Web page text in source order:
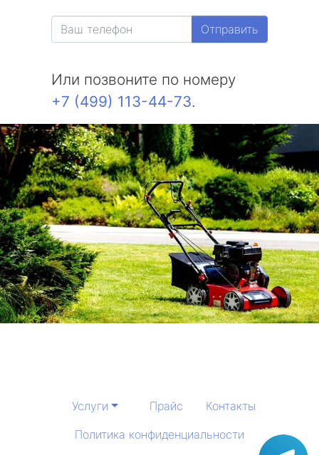
Отправить
Или позвоните по номеру
+7 (499) 113-44-73.
Услуги Прайс
Контакты
Политика конфиденциальности